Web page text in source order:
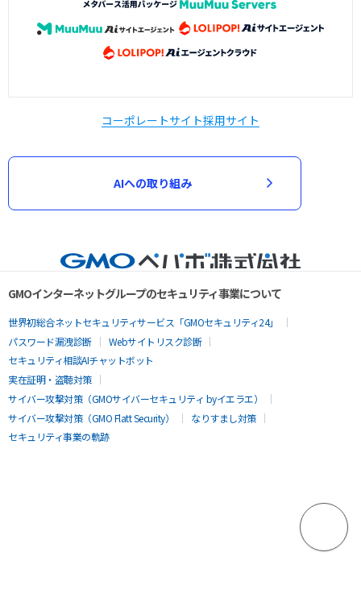
コーポレートサイト採用サイト
AIへの取り組み
GMOインターネットグループのセキュリティ事業について
世界初総合ネットセキュリティサービス「GMOセキュリティ24」
パスワード漏洩診断
Webサイトリスク診断
セキュリティ相談AIチャットボット
実在証明・盗聴対策
サイバー攻撃対策（GMOサイバーセキュリティ byイエラエ）
サイバー攻撃対策（GMO Flatt Security）
なりすまし対策
セキュリティ事業の軌跡